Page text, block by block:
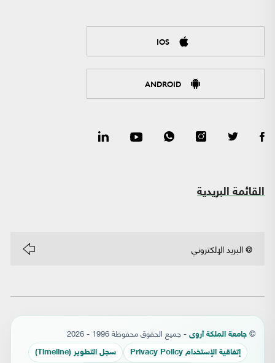
IOS
ANDROID
القائمة البريدية
© جامعة الملكة أروى - جميع الحقوق محفوظة 1996 - 2026
إتفاقية الإستخدام Privacy Policy سجل التطوير (Timeline)